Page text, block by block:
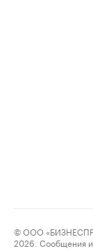
© ООО
2026. Сообщения и